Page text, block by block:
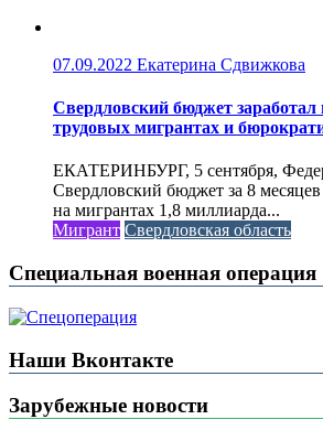
07.09.2022 Екатерина Сдвижкова
Свердловский бюджет
трудовых мигрантах и
ЕКАТЕРИНБУРГ, 5 сентября,
Свердловский бюджет за 8 месяцев
на мигрантах 1,8 миллиарда...
Мигрант Свердловская область
Специальная военная операция
Наши Вконтакте
Зарубежные новости